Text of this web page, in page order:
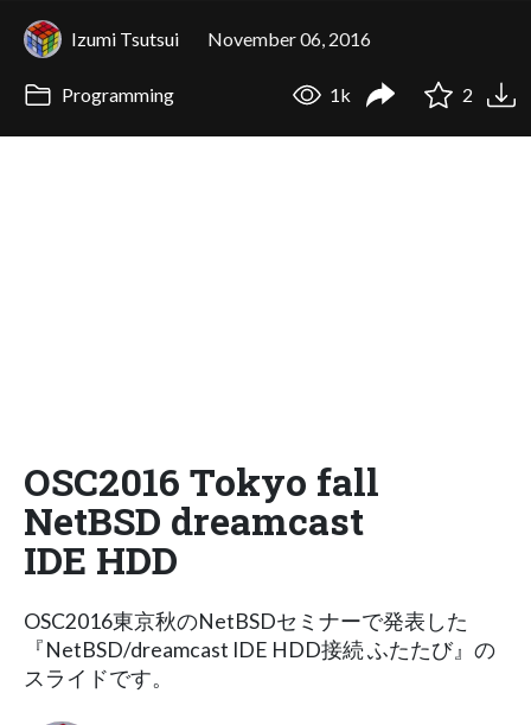
Izumi Tsutsui November 06, 2016
Programming 1k 2
OSC2016 Tokyo fall
NetBSD dreamcast
IDE HDD
OSC2016東京秋のNetBSDセミナーで発表した
『NetBSD/dreamcast IDE HDD接続 ふたたび』の
スライドです。